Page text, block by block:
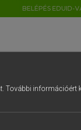
BELÉPÉS EDUID-
További információért
7 8 9